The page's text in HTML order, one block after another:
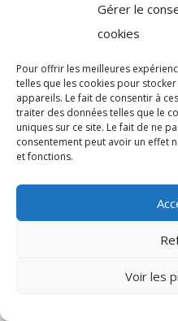
Gérer le
cookies
Pour offrir les meilleures
telles que les cookies pour
appareils. Le fait de consentir à
traiter des données telles que le
uniques sur ce site. Le fait de ne
consentement peut avoir un effet
et fonctions.
Voir les
Vendredi 6 février 2026 –
fêter le lancement du CLÉA